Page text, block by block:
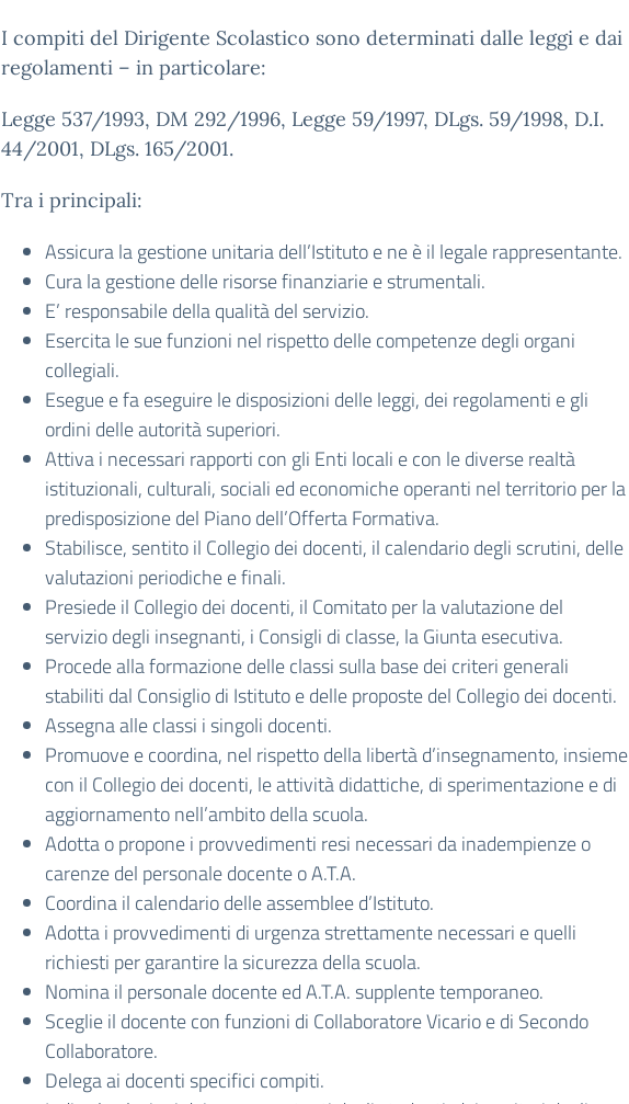
I compiti del Dirigente Scolastico sono determinati dalle leggi e dai
regolamenti – in particolare:
Legge 537/1993, DM 292/1996, Legge 59/1997, DLgs. 59/1998, D.I.
44/2001, DLgs. 165/2001.
Tra i principali:
Assicura la gestione unitaria dell’Istituto e ne è il legale rappresentante.
Cura la gestione delle risorse finanziarie e strumentali.
E’ responsabile della qualità del servizio.
Esercita le sue funzioni nel rispetto delle competenze degli organi
collegiali.
Esegue e fa eseguire le disposizioni delle leggi, dei regolamenti e gli
ordini delle autorità superiori.
Attiva i necessari rapporti con gli Enti locali e con le diverse realtà
istituzionali, culturali, sociali ed economiche operanti nel territorio per la
predisposizione del Piano dell’Offerta Formativa.
Stabilisce, sentito il Collegio dei docenti, il calendario degli scrutini, delle
valutazioni periodiche e finali.
Presiede il Collegio dei docenti, il Comitato per la valutazione del
servizio degli insegnanti, i Consigli di classe, la Giunta esecutiva.
Procede alla formazione delle classi sulla base dei criteri generali
stabiliti dal Consiglio di Istituto e delle proposte del Collegio dei docenti.
Assegna alle classi i singoli docenti.
Promuove e coordina, nel rispetto della libertà d’insegnamento, insieme
con il Collegio dei docenti, le attività didattiche, di sperimentazione e di
aggiornamento nell’ambito della scuola.
Adotta o propone i provvedimenti resi necessari da inadempienze o
carenze del personale docente o A.T.A.
Coordina il calendario delle assemblee d’Istituto.
Adotta i provvedimenti di urgenza strettamente necessari e quelli
richiesti per garantire la sicurezza della scuola.
Nomina il personale docente ed A.T.A. supplente temporaneo.
Sceglie il docente con funzioni di Collaboratore Vicario e di Secondo
Collaboratore.
Delega ai docenti specifici compiti.